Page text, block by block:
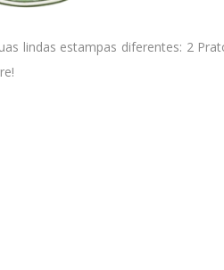
lindas estampas diferentes: 2